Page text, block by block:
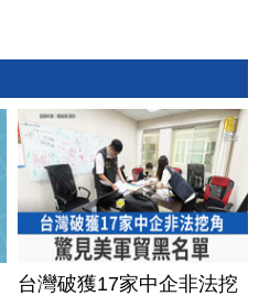
台灣破獲17家中企非法挖